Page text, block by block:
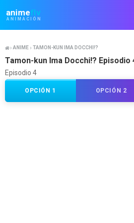
animeflv
ANIMACIÓN
Animeflv
ANIME TAMON-KUN IMA DOCCHI!?
Tamon-kun Ima Docchi!? Episodio
Episodio 4
OPCIÓN 1 OPCIÓN 2